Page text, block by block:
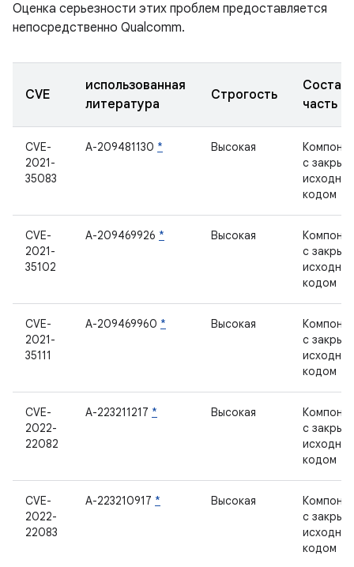
Оценка серьезности этих проблем предоставляется
непосредственно Qualcomm.
CVE
использованная
литература
Строгость
часть
CVE-
2021-
35083
А-209481130 * Высокая
с
кодом
CVE-
2021-
35102
А-209469926 * Высокая
с
кодом
CVE-
2021-
35111
А-209469960 * Высокая
с
кодом
CVE-
2022-
22082
А-223211217 * Высокая
с
кодом
CVE-
2022-
22083
А-223210917 * Высокая
с
кодом